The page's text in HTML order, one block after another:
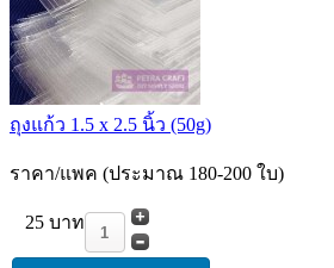
ถุงแก้ว 1.5 x 2.5 นิ้ว (50g)
ราคา/แพค (ประมาณ 180-200 ใบ)
25 บาท